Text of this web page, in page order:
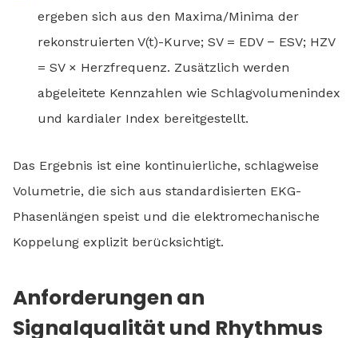
ergeben sich aus den Maxima/Minima der
rekonstruierten V(t)-Kurve; SV = EDV − ESV; HZV
= SV × Herzfrequenz. Zusätzlich werden
abgeleitete Kennzahlen wie Schlagvolumenindex
und kardialer Index bereitgestellt.
Das Ergebnis ist eine kontinuierliche, schlagweise
Volumetrie, die sich aus standardisierten EKG-
Phasenlängen speist und die elektromechanische
Koppelung explizit berücksichtigt.
Anforderungen an
Signalqualität und Rhythmus